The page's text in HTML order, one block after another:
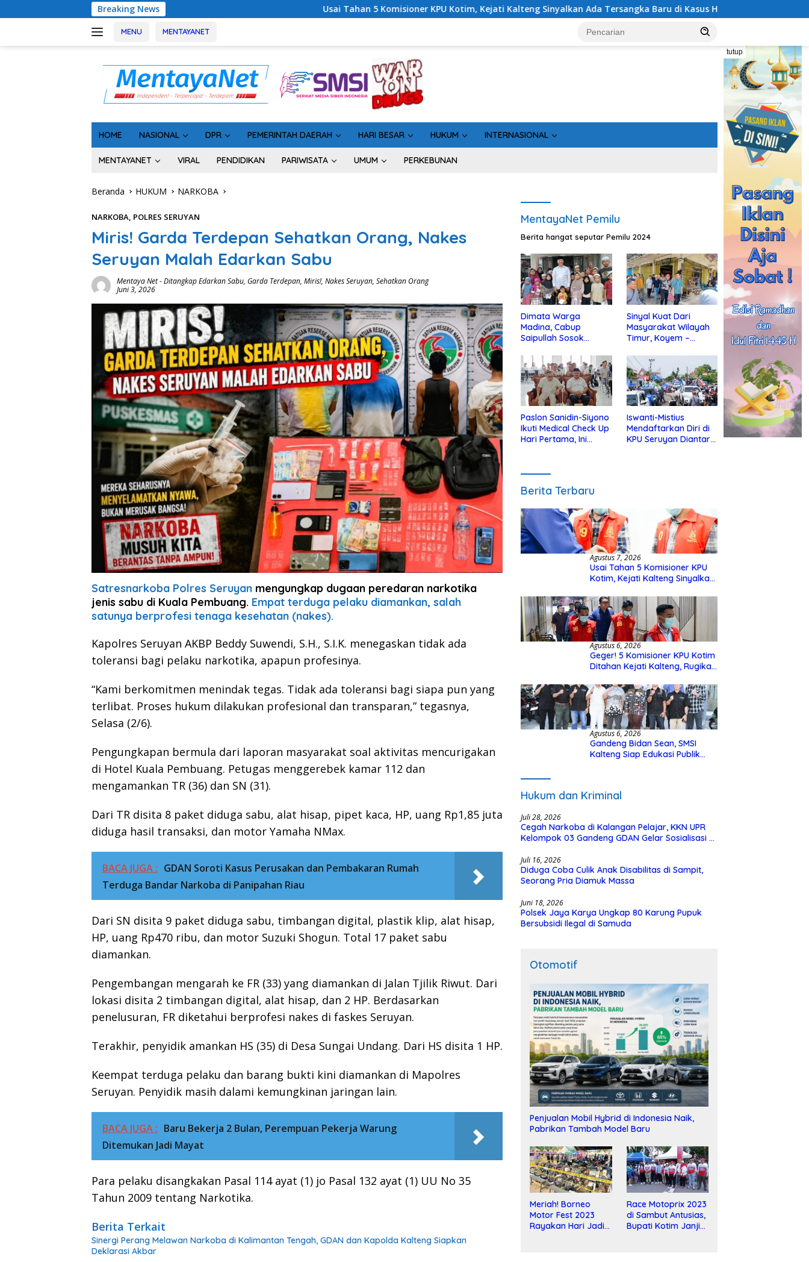
ke
Breaking News Usai Tahan 5 Komisioner KPU Kotim, Kejati Kalteng Sinyalkan Ada Tersangka Baru di Kasus Hibah Rp40 Miliar Geger! 5 Komisioner
MENU MENTAYANET
tutup
HOME NASIONAL DPR PEMERINTAH DAERAH HARI BESAR HUKUM INTERNASIONAL
MENTAYANET VIRAL PENDIDIKAN PARIWISATA UMUM PERKEBUNAN
Beranda HUKUM NARKOBA
NARKOBA, POLRES SERUYAN
Miris! Garda Terdepan Sehatkan Orang, Nakes
Seruyan Malah Edarkan Sabu
Mentaya Net-Ditangkap Edarkan Sabu, Garda Terdepan, Miris!, Nakes Seruyan, Sehatkan Orang
Juni 3, 2026
Satresnarkoba Polres Seruyan mengungkap dugaan peredaran narkotika
jenis sabu di Kuala Pembuang. Empat terduga pelaku diamankan, salah
satunya berprofesi tenaga kesehatan (nakes).
Kapolres Seruyan AKBP Beddy Suwendi, S.H., S.I.K. menegaskan tidak ada
toleransi bagi pelaku narkotika, apapun profesinya.
“Kami berkomitmen menindak tegas. Tidak ada toleransi bagi siapa pun yang
terlibat. Proses hukum dilakukan profesional dan transparan,” tegasnya,
Selasa (2/6).
Pengungkapan bermula dari laporan masyarakat soal aktivitas mencurigakan
di Hotel Kuala Pembuang. Petugas menggerebek kamar 112 dan
mengamankan TR (36) dan SN (31).
Dari TR disita 8 paket diduga sabu, alat hisap, pipet kaca, HP, uang Rp1,85 juta
diduga hasil transaksi, dan motor Yamaha NMax.
BACA JUGA : GDAN Soroti Kasus Perusakan dan Pembakaran Rumah
Terduga Bandar Narkoba di Panipahan Riau
Dari SN disita 9 paket diduga sabu, timbangan digital, plastik klip, alat hisap,
HP, uang Rp470 ribu, dan motor Suzuki Shogun. Total 17 paket sabu
diamankan.
Pengembangan mengarah ke FR (33) yang diamankan di Jalan Tjilik Riwut. Dari
lokasi disita 2 timbangan digital, alat hisap, dan 2 HP. Berdasarkan
penelusuran, FR diketahui berprofesi nakes di faskes Seruyan.
Terakhir, penyidik amankan HS (35) di Desa Sungai Undang. Dari HS disita 1 HP.
Keempat terduga pelaku dan barang bukti kini diamankan di Mapolres
Seruyan. Penyidik masih dalami kemungkinan jaringan lain.
BACA JUGA : Baru Bekerja 2 Bulan, Perempuan Pekerja Warung
Ditemukan Jadi Mayat
Para pelaku disangkakan Pasal 114 ayat (1) jo Pasal 132 ayat (1) UU No 35
Tahun 2009 tentang Narkotika.
Berita Terkait
Sinergi Perang Melawan Narkoba di Kalimantan Tengah, GDAN dan Kapolda Kalteng Siapkan
Deklarasi Akbar
MentayaNet Pemilu
Berita hangat seputar Pemilu 2024
Dimata Warga
Madina, Cabup
Saipullah Sosok
Anak Yatim
Sinyal Kuat Dari
Masyarakat Wilayah
Timur, Koyem –
di Kotim
Paslon Sanidin-Siyono
Ikuti Medical Check Up
Hari Pertama, Ini
Iswanti-Mistius
Mendaftarkan Diri di
KPU Seruyan Diantar
Berita Terbaru
Agustus 7, 2026
Usai Tahan 5 Komisioner KPU
Kotim, Kejati Kalteng Sinyalkan
Hibah Rp40 Miliar
Agustus 6, 2026
Geger! 5 Komisioner KPU Kotim
Ditahan Kejati Kalteng, Rugikan
Hibah Rp40 Miliar
Agustus 6, 2026
Gandeng Bidan Sean, SMSI
Kalteng Siap Edukasi Publik
Hukum dan Kriminal
Juli 28, 2026
Cegah Narkoba di Kalangan Pelajar, KKN UPR
Kelompok 03 Gandeng GDAN Gelar Sosialisasi di
Juli 16, 2026
Diduga Coba Culik Anak Disabilitas di Sampit,
Seorang Pria Diamuk Massa
Juni 18, 2026
Polsek Jaya Karya Ungkap 80 Karung Pupuk
Bersubsidi Ilegal di Samuda
Otomotif
Penjualan Mobil Hybrid di Indonesia Naik,
Pabrikan Tambah Model Baru
Meriah! Borneo
Motor Fest 2023
Rayakan Hari Jadi
Race Motoprix 2023
di Sambut Antusias,
Bupati Kotim Janji